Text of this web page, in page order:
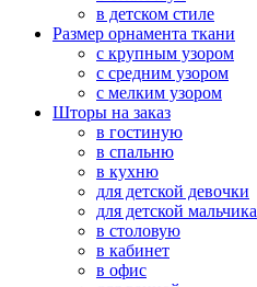
в детском стиле
Размер орнамента ткани
с крупным узором
с средним узором
с мелким узором
Шторы на заказ
в гостиную
в спальню
в кухню
для детской девочки
для детской мальчика
в столовую
в кабинет
в офис